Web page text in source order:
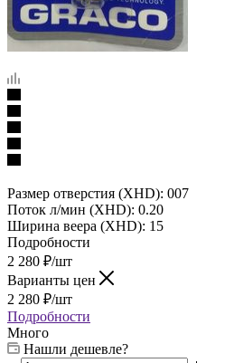
Размер отверстия (XHD): 007
Поток л/мин (XHD): 0.20
Ширина веера (XHD): 15
Подробности
2 280 ₽/шт
Варианты цен
2 280 ₽/шт
Подробности
Много
Нашли дешевле?